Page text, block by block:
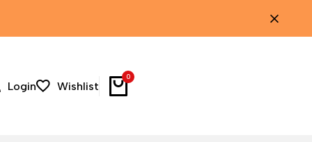
Login Wishlist
0